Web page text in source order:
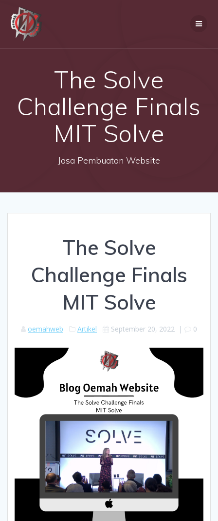
The Solve
Challenge Finals
MIT Solve
Jasa Pembuatan Website
The Solve
Challenge Finals
MIT Solve
oemahweb Artikel September 20, 2022 | 0